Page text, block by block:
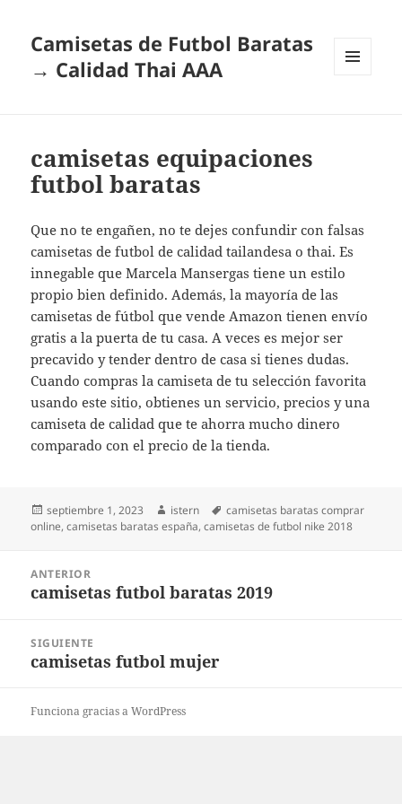
Camisetas de Futbol Baratas
→ Calidad Thai AAA
camisetas equipaciones
futbol baratas
Que no te engañen, no te dejes confundir con falsas
camisetas de futbol de calidad tailandesa o thai. Es
innegable que Marcela Mansergas tiene un estilo
propio bien definido. Además, la mayoría de las
camisetas de fútbol que vende Amazon tienen envío
gratis a la puerta de tu casa. A veces es mejor ser
precavido y tender dentro de casa si tienes dudas.
Cuando compras la camiseta de tu selección favorita
usando este sitio, obtienes un servicio, precios y una
camiseta de calidad que te ahorra mucho dinero
comparado con el precio de la tienda.
Publicado
el
septiembre 1, 2023 Autor
istern Etiquetas
camisetas baratas comprar
online,camisetas baratas españa,camisetas de futbol nike 2018
entradas
ANTERIOR
Entrada
camisetas futbol baratas 2019
SIGUIENTE
Entrada
camisetas futbol mujer
Funciona gracias a WordPress